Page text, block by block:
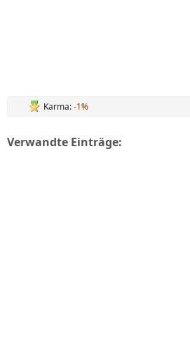
Karma:-1%
Verwandte Einträge: